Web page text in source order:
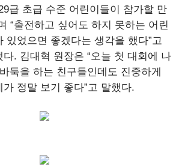
급 초급 수준 어린이들이 참가할 만
“출전하고 싶어도 하지 못하는 어린
있었으면 좋겠다는 생각을 했다”고
. 김대혁 원장은 “오늘 첫 대회에 나
둑을 하는 친구들인데도 진중하게
정말 보기 좋다”고 말했다.